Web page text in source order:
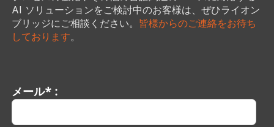
AI ソリューションをご検討中のお客様は、ぜひライオン
ブリッジにご相談ください。 皆様からのご連絡をお待ち
しております。
メール* :